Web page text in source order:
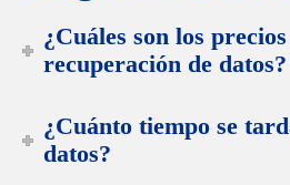
¿Cuáles son los
recuperación de datos?
¿Cuánto tiempo se
datos?